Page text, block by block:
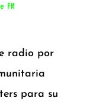
FM
radio por
para su